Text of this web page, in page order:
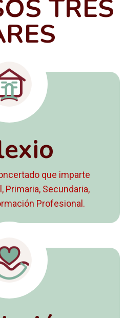
TRES
que imparte
Primaria, Secundaria,
Profesional.